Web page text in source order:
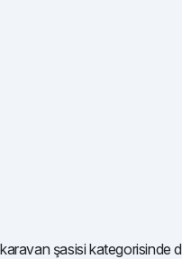
şasisi kategorisinde